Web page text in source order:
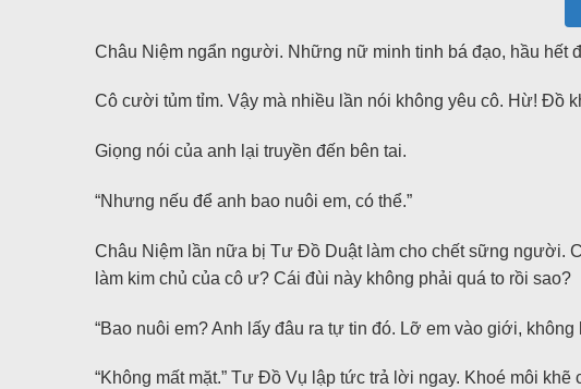
Châu Niệm ngẩn người. Những nữ minh tinh bá đạo, hầu
Cô cười tủm tỉm. Vậy mà nhiều lần nói không yêu cô. Hừ! Đồ
Giọng nói của anh lại truyền đến bên tai.
“Nhưng nếu để anh bao nuôi em, có thể.”
Châu Niệm lần nữa bị Tư Đồ Duật làm cho chết sững người.
làm kim chủ của cô ư? Cái đùi này không phải quá to rồi sao?
“Bao nuôi em? Anh lấy đâu ra tự tin đó. Lỡ em vào giới,
“Không mất mặt.” Tư Đồ Vụ lập tức trả lời ngay. Khoé môi